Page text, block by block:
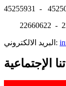
22660622 -
البريد الالكتروني:
الإجتماعية